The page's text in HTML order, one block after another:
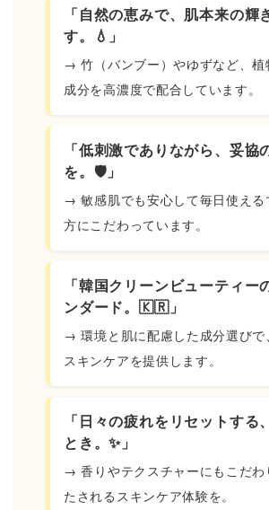
「自然の恵みで、肌本来の輝
す。💧」
→ 竹（バンブー）やゆずなど、植
成分を高濃度で配合しています。
「低刺激でありながら、妥協
を。🛡️」
→ 敏感肌でも安心して毎日使える
方にこだわっています。
「韓国クリーンビューティー
ンダード。🇰🇷」
→ 環境と肌に配慮した成分選びで
スキンケアを提供します。
「日々の疲れをリセットする
とき。✨」
→ 香りやテクスチャーにもこだわ
たされるスキンケア体験を。